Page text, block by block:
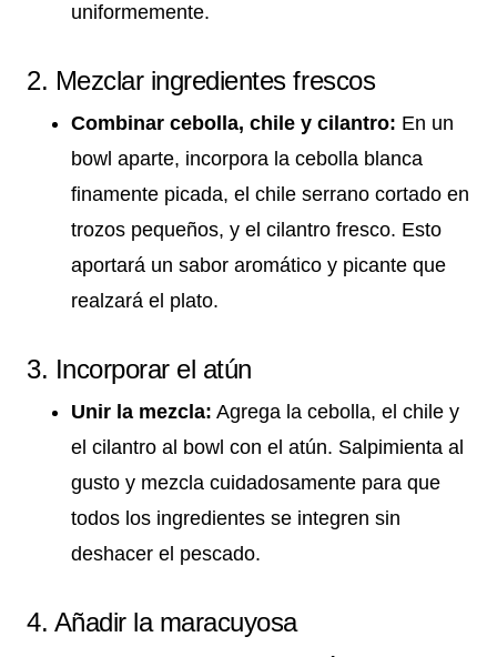
uniformemente.
2. Mezclar ingredientes frescos
Combinar cebolla, chile y cilantro: En un
bowl aparte, incorpora la cebolla blanca
finamente picada, el chile serrano cortado en
trozos pequeños, y el cilantro fresco. Esto
aportará un sabor aromático y picante que
realzará el plato.
3. Incorporar el atún
Unir la mezcla: Agrega la cebolla, el chile y
el cilantro al bowl con el atún. Salpimienta al
gusto y mezcla cuidadosamente para que
todos los ingredientes se integren sin
deshacer el pescado.
4. Añadir la maracuyosa